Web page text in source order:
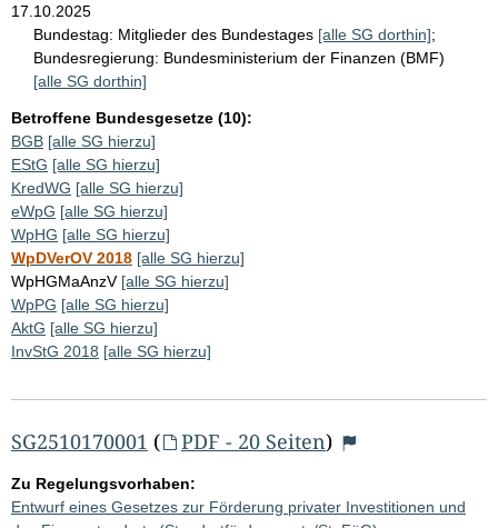
17.10.2025
Bundestag: Mitglieder des Bundestages [alle SG dorthin];
Bundesregierung: Bundesministerium der Finanzen (BMF)
[alle SG dorthin]
Betroffene Bundesgesetze (10):
BGB [alle SG hierzu]
EStG [alle SG hierzu]
KredWG [alle SG hierzu]
eWpG [alle SG hierzu]
WpHG [alle SG hierzu]
WpDVerOV 2018 [alle SG hierzu]
WpHGMaAnzV [alle SG hierzu]
WpPG [alle SG hierzu]
AktG [alle SG hierzu]
InvStG 2018 [alle SG hierzu]
SG2510170001 ( PDF - 20 Seiten)
Zu Regelungsvorhaben:
Entwurf eines Gesetzes zur Förderung privater Investitionen und